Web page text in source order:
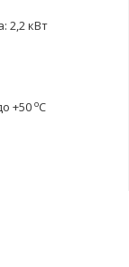
2,2 кВт
+50 oС